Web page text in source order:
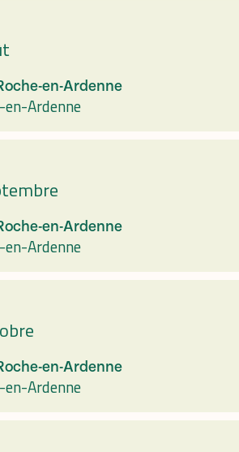
en-Ardenne
Ardenne
en-Ardenne
Ardenne
en-Ardenne
Ardenne